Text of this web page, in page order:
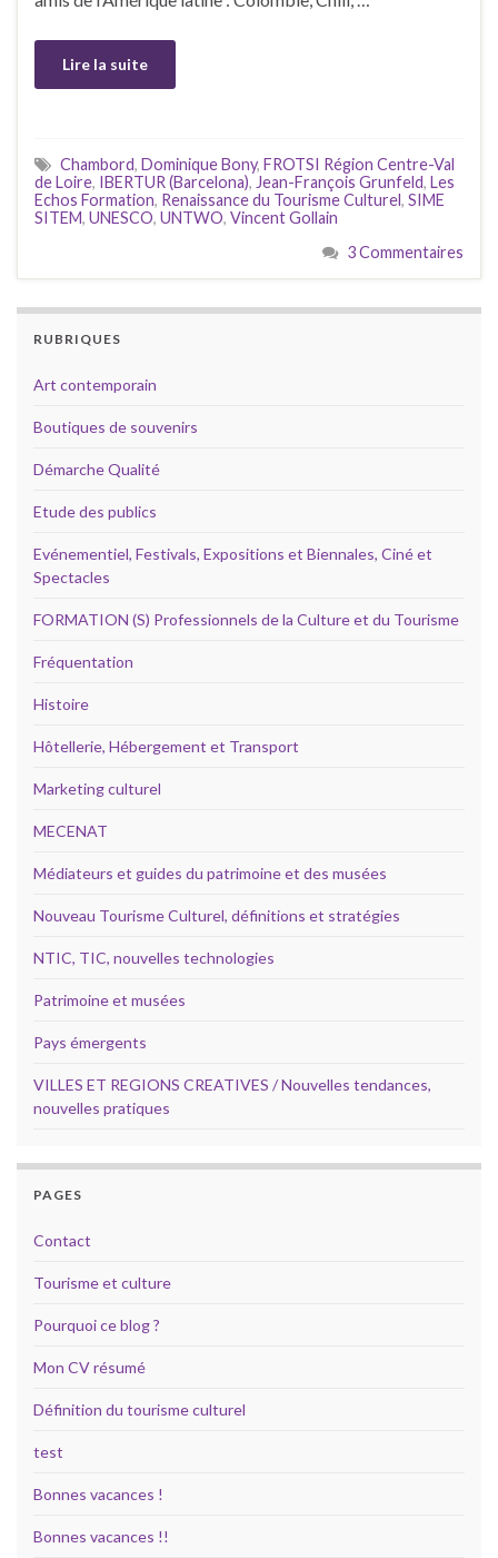
Lire la suite
Chambord, Dominique Bony, FROTSI Région Centre-Val
de Loire, IBERTUR (Barcelona), Jean-François Grunfeld, Les
Echos Formation, Renaissance du Tourisme Culturel, SIME
SITEM, UNESCO, UNTWO, Vincent Gollain
3 Commentaires
RUBRIQUES
Art contemporain
Boutiques de souvenirs
Démarche Qualité
Etude des publics
Evénementiel, Festivals, Expositions et Biennales, Ciné et
Spectacles
FORMATION (S) Professionnels de la Culture et du Tourisme
Fréquentation
Histoire
Hôtellerie, Hébergement et Transport
Marketing culturel
MECENAT
Médiateurs et guides du patrimoine et des musées
Nouveau Tourisme Culturel, définitions et stratégies
NTIC, TIC, nouvelles technologies
Patrimoine et musées
Pays émergents
VILLES ET REGIONS CREATIVES / Nouvelles tendances,
nouvelles pratiques
PAGES
Contact
Tourisme et culture
Pourquoi ce blog ?
Mon CV résumé
Définition du tourisme culturel
test
Bonnes vacances !
Bonnes vacances !!